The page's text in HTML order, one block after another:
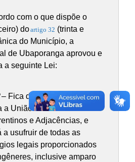
com o que dispõe o
doartigo 32 (trinta e
do Município, a
de Ubaporanga aprovou e
a seguinte Lei:
– Fica declarada de
União Comunitária do
e Adjacências, e
a usufruir de todas as
legais proporcionados
inclusive amparo